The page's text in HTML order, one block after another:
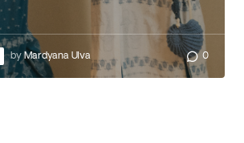
byMardyana Ulva 0